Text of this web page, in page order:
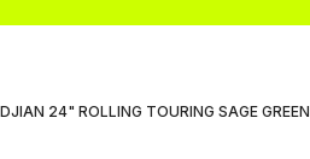
24" ROLLING TOURING SAGE GREEN